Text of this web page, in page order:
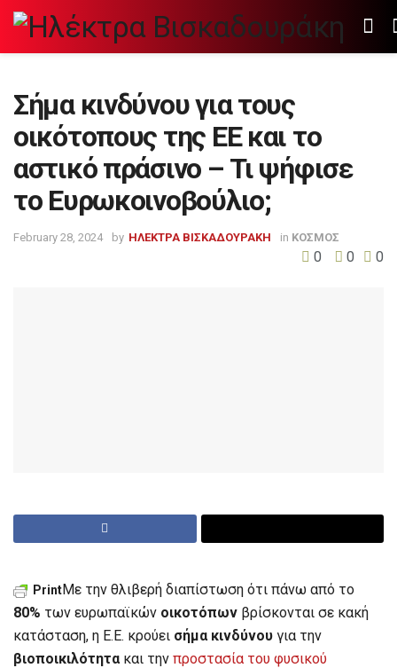
Σήμα κινδύνου για τους
οικότοπους της ΕΕ και το
αστικό πράσινο – Τι ψήφισε
το Ευρωκοινοβούλιο;
February 28, 2024 by ΗΛΕΚΤΡΑ ΒΙΣΚΑΔΟΥΡΑΚΗ in ΚΟΣΜΟΣ
0 0 0
PrintΜε την θλιβερή διαπίστωση ότι πάνω από το
80% των ευρωπαϊκών οικοτόπων βρίσκονται σε κακή
κατάσταση, η Ε.Ε. κρούει σήμα κινδύνου για την
βιοποικιλότητα και την προστασία του φυσικού